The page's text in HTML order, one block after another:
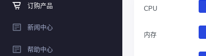
订购产品
新闻中心
帮助中心
CPU
内存